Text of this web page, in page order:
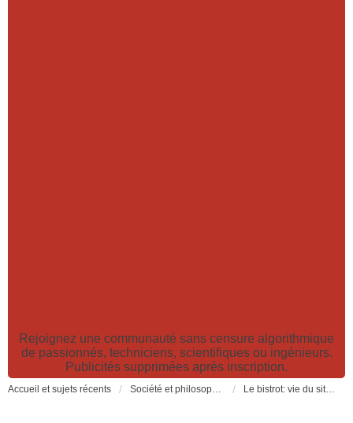
Rejoignez une communauté sans censure algorithmique
de passionnés, techniciens, scientifiques ou ingénieurs.
Publicités supprimées après inscription.
Accueil et sujets récents Société et philosophie. Sciences et technologies. Santé et prévention. Le bistrot: vie du site, loisirs et détente, humour et convivialité et Petites Annonces